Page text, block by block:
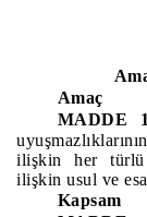
Amaç
MADDE
ilişkin her türlü
ilişkin usul ve
Kapsam